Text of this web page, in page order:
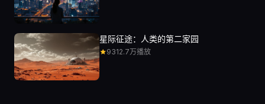
星际征途：人类的第二家园
9312.7万播放